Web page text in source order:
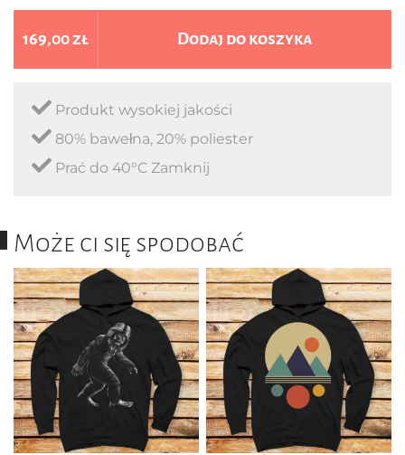
169,00 zł Dodaj do koszyka
Produkt wysokiej jakości
80% bawełna, 20% poliester
Prać do 40°C Zamknij
Może ci się spodobać